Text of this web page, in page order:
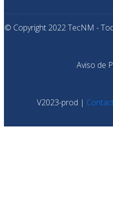
© Copyright 2022 TecNM -
Aviso de
V2023-prod |